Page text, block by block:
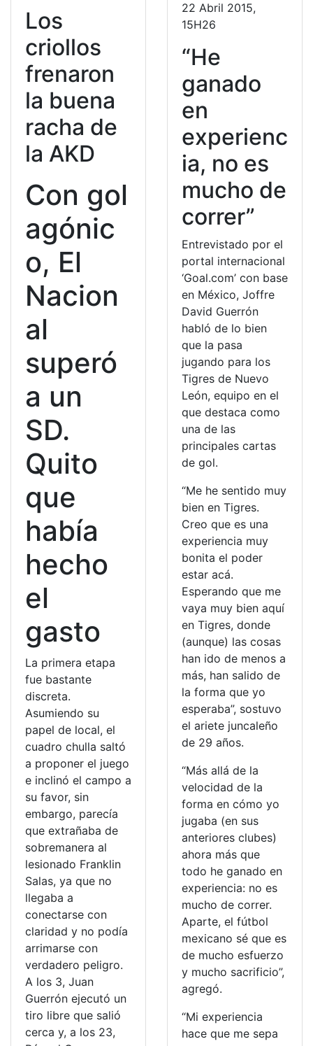
Los
criollos
frenaron
la buena
racha de
la AKD
Con gol
agónic
o, El
Nacion
al
superó
a un
SD.
Quito
que
había
hecho
el
gasto
La primera etapa
fue bastante
discreta.
Asumiendo su
papel de local, el
cuadro chulla saltó
a proponer el juego
e inclinó el campo a
su favor, sin
embargo, parecía
que extrañaba de
sobremanera al
lesionado Franklin
Salas, ya que no
llegaba a
conectarse con
claridad y no podía
arrimarse con
verdadero peligro.
A los 3, Juan
Guerrón ejecutó un
tiro libre que salió
cerca y, a los 23,
22 Abril 2015,
15H26
“He
ganado
en
experienc
ia, no es
mucho de
correr”
Entrevistado por el
portal internacional
‘Goal.com’ con base
en México, Joffre
David Guerrón
habló de lo bien
que la pasa
jugando para los
Tigres de Nuevo
León, equipo en el
que destaca como
una de las
principales cartas
de gol.
“Me he sentido muy
bien en Tigres.
Creo que es una
experiencia muy
bonita el poder
estar acá.
Esperando que me
vaya muy bien aquí
en Tigres, donde
(aunque) las cosas
han ido de menos a
más, han salido de
la forma que yo
esperaba”, sostuvo
el ariete juncaleño
de 29 años.
“Más allá de la
velocidad de la
forma en cómo yo
jugaba (en sus
anteriores clubes)
ahora más que
todo he ganado en
experiencia: no es
mucho de correr.
Aparte, el fútbol
mexicano sé que es
de mucho esfuerzo
y mucho sacrificio”,
agregó.
“Mi experiencia
hace que me sepa